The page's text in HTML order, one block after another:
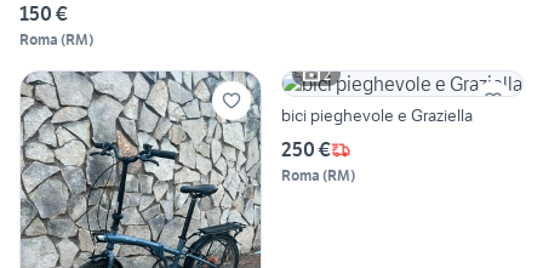
150 €
Roma (RM)
2
bici pieghevole e Graziella
250 €
Roma (RM)